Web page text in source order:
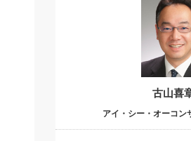
古山喜
アイ・シー・オーコン